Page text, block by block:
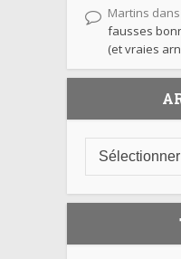
Martins dans
fausses
(et vraies